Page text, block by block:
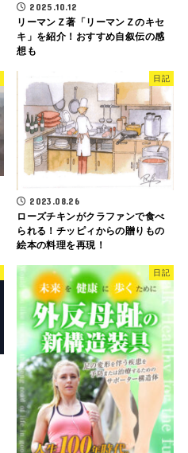
2025.10.12
リーマンＺ著「リーマンＺのキセ
キ」を紹介！おすすめ自叙伝の感
想も
日記
2023.08.26
ローズチキンがクラファンで食べ
られる！チッピィからの贈りもの
絵本の料理を再現！
日記